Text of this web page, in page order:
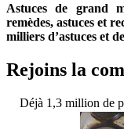
Astuces de grand
remèdes, astuces et
milliers d’astuces et
Rejoins la
Déjà 1,3 million de